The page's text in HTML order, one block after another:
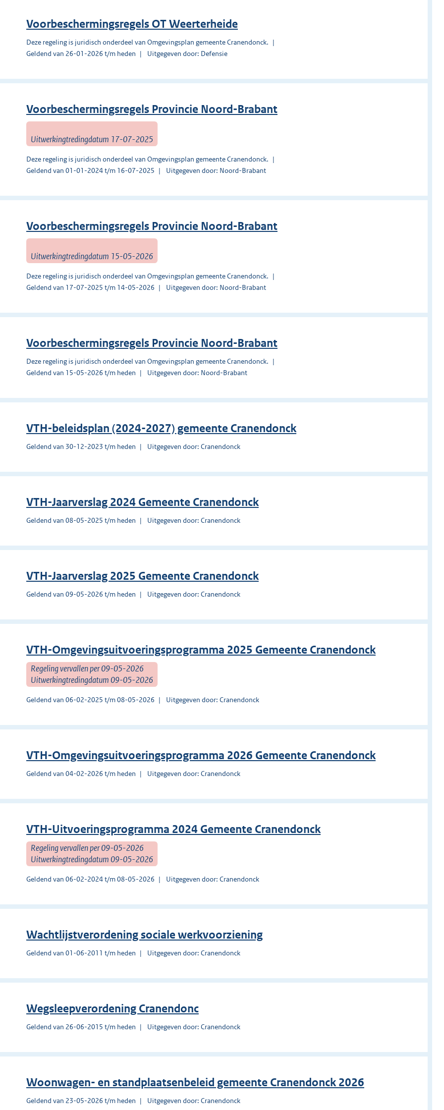
Voorbeschermingsregels OT Weerterheide
Deze regeling is juridisch onderdeel van Omgevingsplan gemeente Cranendonck.
Geldend van 26-01-2026 t/m heden
Uitgegeven door: Defensie
Voorbeschermingsregels Provincie Noord-Brabant
Uitwerkingtredingdatum 17-07-2025
Deze regeling is juridisch onderdeel van Omgevingsplan gemeente Cranendonck.
Geldend van 01-01-2024 t/m 16-07-2025
Uitgegeven door: Noord-Brabant
Voorbeschermingsregels Provincie Noord-Brabant
Uitwerkingtredingdatum 15-05-2026
Deze regeling is juridisch onderdeel van Omgevingsplan gemeente Cranendonck.
Geldend van 17-07-2025 t/m 14-05-2026
Uitgegeven door: Noord-Brabant
Voorbeschermingsregels Provincie Noord-Brabant
Deze regeling is juridisch onderdeel van Omgevingsplan gemeente Cranendonck.
Geldend van 15-05-2026 t/m heden
Uitgegeven door: Noord-Brabant
VTH-beleidsplan (2024-2027) gemeente Cranendonck
Geldend van 30-12-2023 t/m heden Uitgegeven door: Cranendonck
VTH-Jaarverslag 2024 Gemeente Cranendonck
Geldend van 08-05-2025 t/m heden Uitgegeven door: Cranendonck
VTH-Jaarverslag 2025 Gemeente Cranendonck
Geldend van 09-05-2026 t/m heden Uitgegeven door: Cranendonck
VTH-Omgevingsuitvoeringsprogramma 2025 Gemeente Cranendonck
Regeling vervallen per 09-05-2026
Uitwerkingtredingdatum 09-05-2026
Geldend van 06-02-2025 t/m 08-05-2026 Uitgegeven door: Cranendonck
VTH-Omgevingsuitvoeringsprogramma 2026 Gemeente Cranendonck
Geldend van 04-02-2026 t/m heden Uitgegeven door: Cranendonck
VTH-Uitvoeringsprogramma 2024 Gemeente Cranendonck
Regeling vervallen per 09-05-2026
Uitwerkingtredingdatum 09-05-2026
Geldend van 06-02-2024 t/m 08-05-2026 Uitgegeven door: Cranendonck
Wachtlijstverordening sociale werkvoorziening
Geldend van 01-06-2011 t/m heden Uitgegeven door: Cranendonck
Wegsleepverordening Cranendonc
Geldend van 26-06-2015 t/m heden Uitgegeven door: Cranendonck
Woonwagen- en standplaatsenbeleid gemeente Cranendonck 2026
Geldend van 23-05-2026 t/m heden Uitgegeven door: Cranendonck